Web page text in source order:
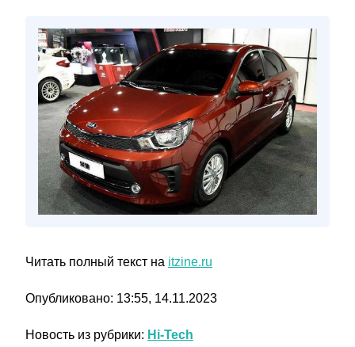
Читать полный текст на itzine.ru
Опубликовано: 13:55, 14.11.2023
Новость из рубрики: Hi-Tech